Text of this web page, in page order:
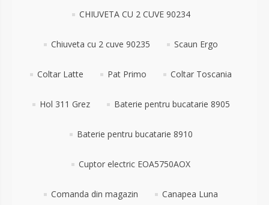
CHIUVETA CU 2 CUVE 90234
Chiuveta cu 2 cuve 90235 Scaun Ergo
Coltar Latte Pat Primo Coltar Toscania
Hol 311 Grez Baterie pentru bucatarie 8905
Baterie pentru bucatarie 8910
Cuptor electric EOA5750AOX
Comanda din magazin Canapea Luna